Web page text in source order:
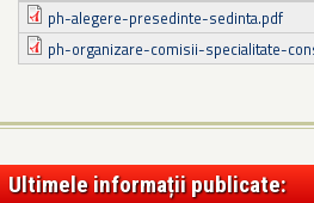
ph-alegere-presedinte-sedinta.pdf
ph-organizare-comisii-specialitate-
Ultimele informații publicate: